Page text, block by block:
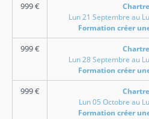
999€
Lun 21 Septembre au
Formation créer
999€
Lun 28 Septembre au
Formation créer
999€
Lun 05 Octobre au
Formation créer